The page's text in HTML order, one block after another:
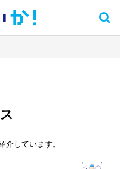
か！
介しています。